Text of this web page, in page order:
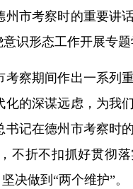
市考察时的重要讲
识形态工作开展专题
察期间作出一系列
的深谋远虑，为我
记在德州市考察时
不折不扣抓好贯彻
决做到“两个维护”。